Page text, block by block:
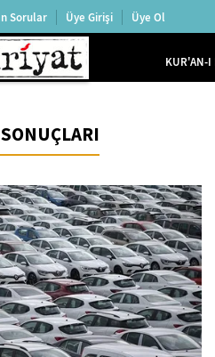
Sorular Üye Girişi Üye Ol
KUR'AN-I